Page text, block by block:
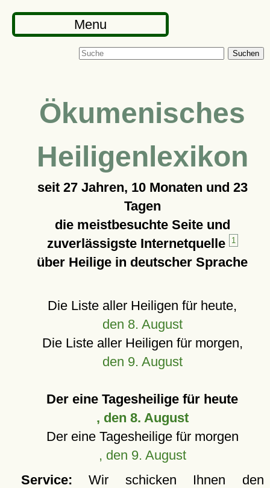
Menu
Suchen
Ökumenisches
Heiligenlexikon
seit 27 Jahren, 10 Monaten und 23
Tagen
die meistbesuchte Seite und
zuverlässigste Internetquelle
1
über Heilige in deutscher Sprache
Die Liste aller Heiligen für heute,
den 8. August
Die Liste aller Heiligen für morgen,
den 9. August
Der eine Tagesheilige für heute
, den 8. August
Der eine Tagesheilige für morgen
, den 9. August
Service: Wir schicken Ihnen den